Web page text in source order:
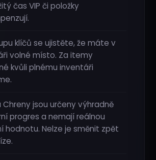
čas VIP či položky
klíčů se ujistěte, že máte v
volné místo. Za itemy
kvůli plnému inventáři
Chreny jsou určeny výhradně
progres a nemají reálnou
hodnotu. Nelze je směnit zpět